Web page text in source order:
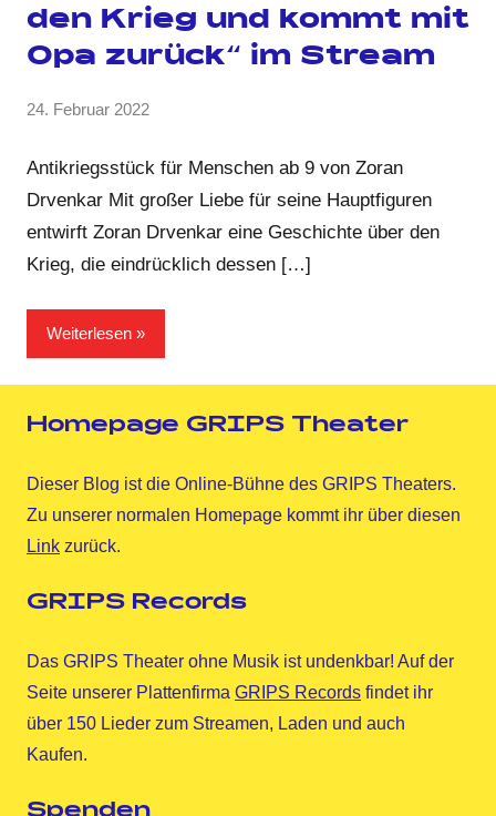
den Krieg und kommt mit
Opa zurück“ im Stream
von
Team
24. Februar 2022
Antikriegsstück für Menschen ab 9 von Zoran
Drvenkar Mit großer Liebe für seine Hauptfiguren
entwirft Zoran Drvenkar eine Geschichte über den
Krieg, die eindrücklich dessen […]
Weiterlesen
Homepage GRIPS Theater
Dieser Blog ist die Online-Bühne des GRIPS Theaters.
Zu unserer normalen Homepage kommt ihr über diesen
Link zurück.
GRIPS Records
Das GRIPS Theater ohne Musik ist undenkbar! Auf der
Seite unserer Plattenfirma GRIPS Records findet ihr
über 150 Lieder zum Streamen, Laden und auch
Kaufen.